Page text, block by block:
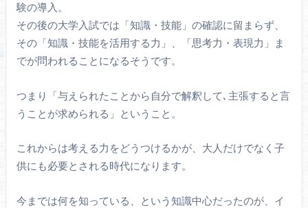
験の導入。
その後の大学入試では「知識・技能」の確認に留まらず、
その「知識・技能を活用する力」、「思考力・表現力」ま
でが問われることになるそうです。
つまり「与えられたことから自分で解釈して､主張すると言
うことが求められる」ということ。
これからは考える力をどうつけるかが、大人だけでなく子
供にも必要とされる時代になります。
今までは何を知っている、という知識中心だったのが、イ